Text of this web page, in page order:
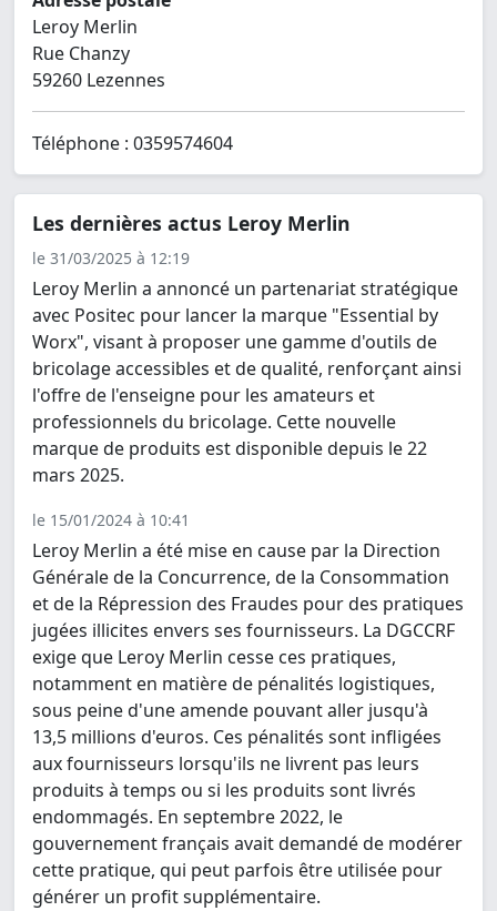
Leroy Merlin
Rue Chanzy
59260 Lezennes
Téléphone : 0359574604
Les dernières actus Leroy Merlin
le 31/03/2025 à 12:19
Leroy Merlin a annoncé un partenariat stratégique
avec Positec pour lancer la marque "Essential by
Worx", visant à proposer une gamme d'outils de
bricolage accessibles et de qualité, renforçant ainsi
l'offre de l'enseigne pour les amateurs et
professionnels du bricolage. Cette nouvelle
marque de produits est disponible depuis le 22
mars 2025.
le 15/01/2024 à 10:41
Leroy Merlin a été mise en cause par la Direction
Générale de la Concurrence, de la Consommation
et de la Répression des Fraudes pour des pratiques
jugées illicites envers ses fournisseurs. La DGCCRF
exige que Leroy Merlin cesse ces pratiques,
notamment en matière de pénalités logistiques,
sous peine d'une amende pouvant aller jusqu'à
13,5 millions d'euros. Ces pénalités sont infligées
aux fournisseurs lorsqu'ils ne livrent pas leurs
produits à temps ou si les produits sont livrés
endommagés. En septembre 2022, le
gouvernement français avait demandé de modérer
cette pratique, qui peut parfois être utilisée pour
générer un profit supplémentaire.